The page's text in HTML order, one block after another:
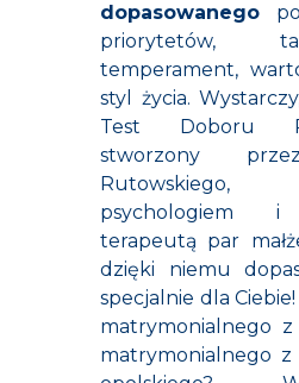
dopasowanego
priorytetów,
temperament,
styl życia.
Test Doboru
stworzony
Rutowskiego,
psychologiem
terapeutą par
dzięki niemu
specjalnie dla Ciebie!
matrymonialnego
matrymonialnego z